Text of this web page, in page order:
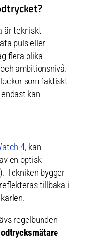
är tekniskt
puls eller
flera olika
ambitionsnivå.
som faktiskt
kan
4, kan
en optisk
Tekniken bygger
tillbaka i
regelbunden